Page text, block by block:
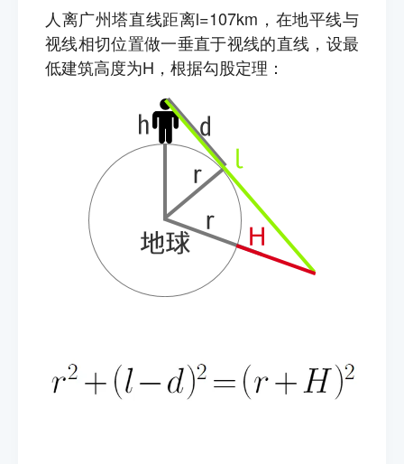
人离广州塔直线距离l=107km，在地平线与
视线相切位置做一垂直于视线的直线，设最
低建筑高度为H，根据勾股定理：